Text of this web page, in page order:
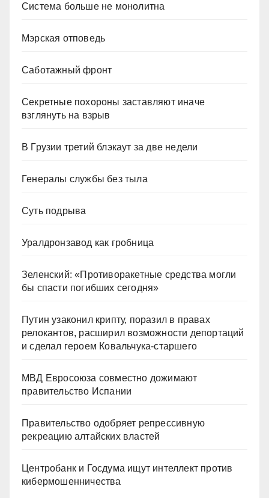
Система больше не монолитна
Мэрская отповедь
Саботажный фронт
Секретные похороны заставляют иначе
взглянуть на взрыв
В Грузии третий блэкаут за две недели
Генералы службы без тыла
Суть подрыва
Уралдронзавод как гробница
Зеленский: «Противоракетные средства могли
бы спасти погибших сегодня»
Путин узаконил крипту, поразил в правах
релокантов, расширил возможности депортаций
и сделал героем Ковальчука-старшего
МВД Евросоюза совместно дожимают
правительство Испании
Правительство одобряет репрессивную
рекреацию алтайских властей
Центробанк и Госдума ищут интеллект против
кибермошенничества